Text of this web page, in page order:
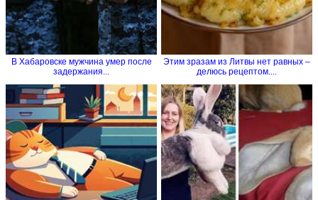
В Хабаровске мужчина умер после
задержания...
Этим зразам из Литвы нет равных –
делюсь рецептом....